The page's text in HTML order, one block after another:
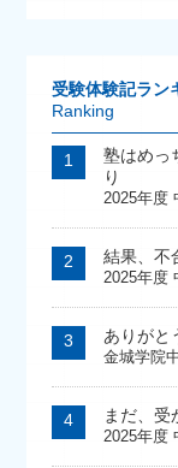
受験体験記ラン
Ranking
塾はめっ
り
2025年度
結果、不
2025年度
ありがと
金城学院
まだ、受
2025年度